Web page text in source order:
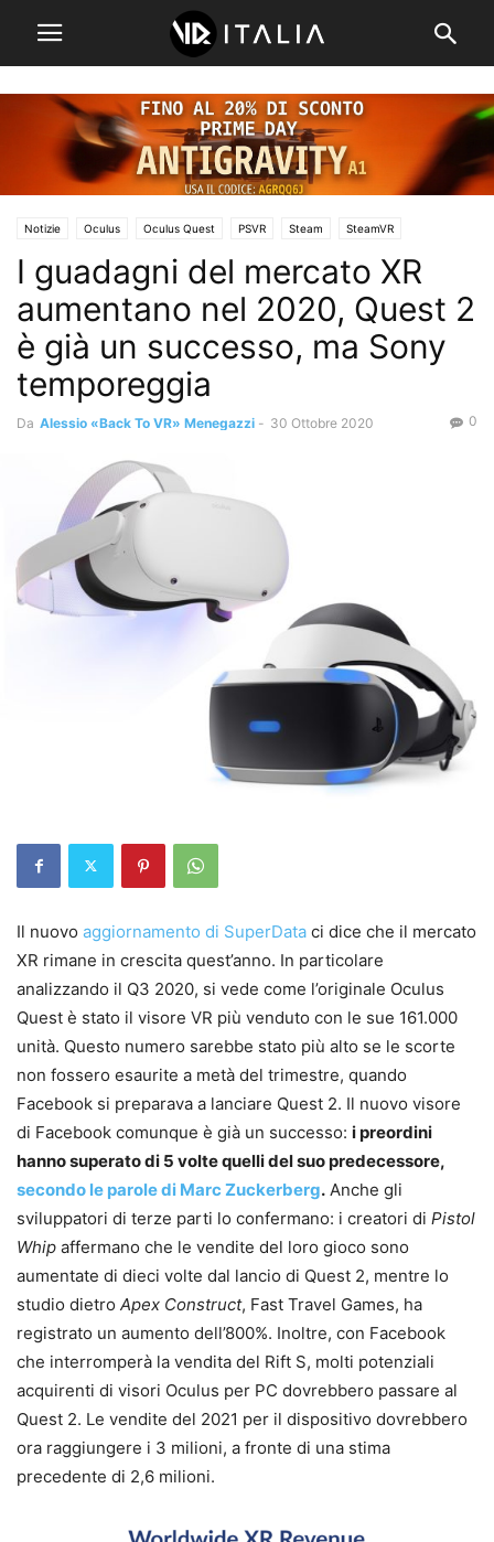
Notizie Oculus Oculus Quest PSVR Steam SteamVR
I guadagni del mercato XR
aumentano nel 2020, Quest 2
è già un successo, ma Sony
temporeggia
Da Alessio «Back To VR» Menegazzi - 30 Ottobre 2020 0
Il nuovo aggiornamento di SuperData ci dice che il mercato
XR rimane in crescita quest’anno. In particolare
analizzando il Q3 2020, si vede come l’originale Oculus
Quest è stato il visore VR più venduto con le sue 161.000
unità. Questo numero sarebbe stato più alto se le scorte
non fossero esaurite a metà del trimestre, quando
Facebook si preparava a lanciare Quest 2. Il nuovo visore
di Facebook comunque è già un successo: i preordini
hanno superato di 5 volte quelli del suo predecessore,
secondo le parole di Marc Zuckerberg. Anche gli
sviluppatori di terze parti lo confermano: i creatori di Pistol
Whip affermano che le vendite del loro gioco sono
aumentate di dieci volte dal lancio di Quest 2, mentre lo
studio dietro Apex Construct, Fast Travel Games, ha
registrato un aumento dell’800%. Inoltre, con Facebook
che interromperà la vendita del Rift S, molti potenziali
acquirenti di visori Oculus per PC dovrebbero passare al
Quest 2. Le vendite del 2021 per il dispositivo dovrebbero
ora raggiungere i 3 milioni, a fronte di una stima
precedente di 2,6 milioni.